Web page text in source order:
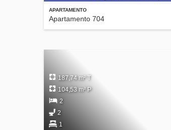
APARTAMENTO
Apartamento 704
187,74 m² T
104,53 m² P
2
2
1